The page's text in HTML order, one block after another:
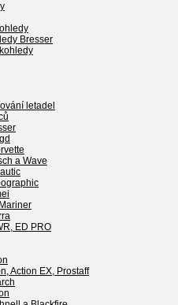
Bresser
letadel
a Wave
ED PRO
Action EX, Prostaff